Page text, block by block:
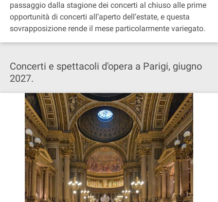
passaggio dalla stagione dei concerti al chiuso alle prime
opportunità di concerti all’aperto dell’estate, e questa
sovrapposizione rende il mese particolarmente variegato.
Concerti e spettacoli d'opera a Parigi, giugno
2027.